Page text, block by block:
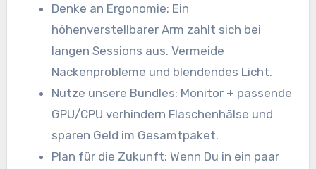
Denke an Ergonomie: Ein
höhenverstellbarer Arm zahlt sich bei
langen Sessions aus. Vermeide
Nackenprobleme und blendendes Licht.
Nutze unsere Bundles: Monitor + passende
GPU/CPU verhindern Flaschenhälse und
sparen Geld im Gesamtpaket.
Plan für die Zukunft: Wenn Du in ein paar